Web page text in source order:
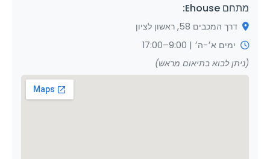
מתחם Ehouse:
דרך המכבים 58, ראשון לציון
ימים א׳-ה׳ | 9:00–17:00
(ניתן לבוא בתיאום מראש)